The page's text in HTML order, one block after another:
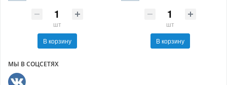
шт
В корзину
шт
В корзину
МЫ В СОЦСЕТЯХ